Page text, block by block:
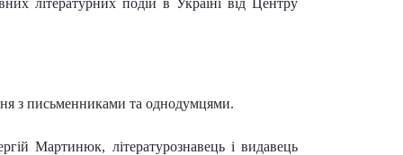
літературних подій в Україні від Центру
з письменниками та однодумцями.
Мартинюк, літературознавець і видавець